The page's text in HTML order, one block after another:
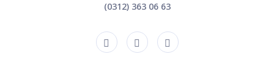
(0312) 363 06 63